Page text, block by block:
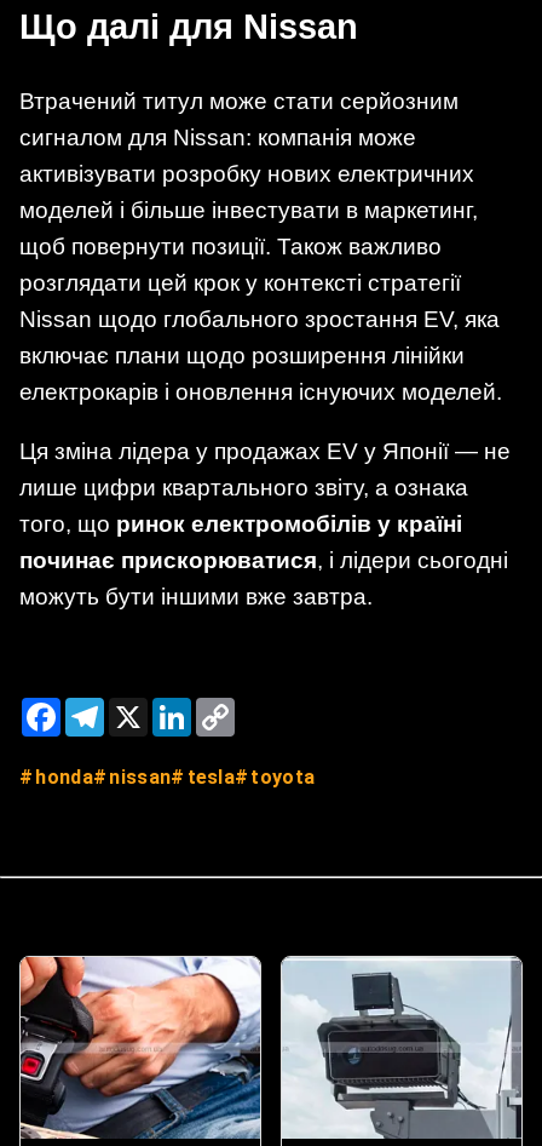
Що далі для Nissan
Втрачений титул може стати серйозним
сигналом для Nissan: компанія може
активізувати розробку нових електричних
моделей і більше інвестувати в маркетинг,
щоб повернути позиції. Також важливо
розглядати цей крок у контексті стратегії
Nissan щодо глобального зростання EV, яка
включає плани щодо розширення лінійки
електрокарів і оновлення існуючих моделей.
Ця зміна лідера у продажах EV у Японії — не
лише цифри квартального звіту, а ознака
того, що ринок електромобілів у країні
починає прискорюватися, і лідери сьогодні
можуть бути іншими вже завтра.
FacebookTelegram
X LinkedIn
honda nissan tesla toyota